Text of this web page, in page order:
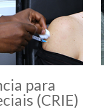
para
(CRIE)